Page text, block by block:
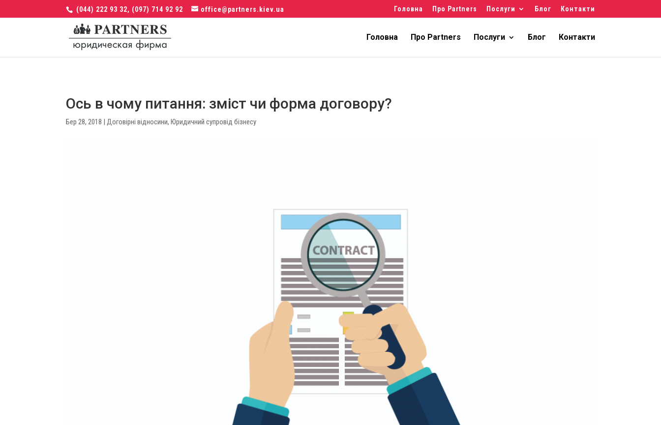
(044) 222 93 32, (097) 714 92 92 office@partners.kiev.ua Головна Про Partners Послуги Блог Контакти
Головна Про Partners Послуги Блог Контакти
Ось в чому питання: зміст чи форма договору?
Бер 28, 2018 |Договірні відносини,Юридичний супровід бізнесу